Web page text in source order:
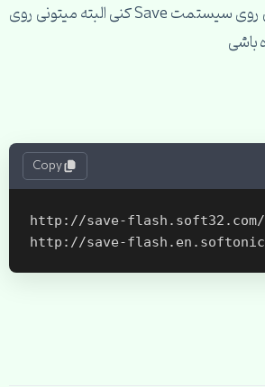
10 تا هم قسمت فلشی داشته باشه برات میاره و هر کدوم رو دوست داری میتونی روی سیستمت Save کنی البته میتونی روی
Copy
http://save-flash.soft32.com/